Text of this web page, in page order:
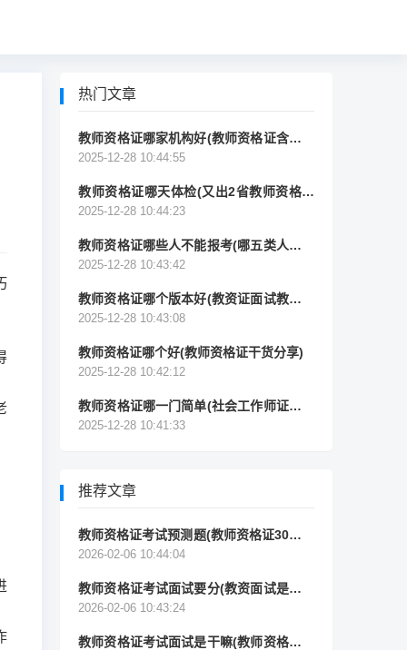
热门文章
教师资格证哪家机构好(教师资格证含金量
超高)
2025-12-28 10:44:55
教师资格证哪天体检(又出2省教师资格认
定体检)
2025-12-28 10:44:23
教师资格证哪些人不能报考(哪五类人不能
报考教资？)
2025-12-28 10:43:42
教师资格证哪个版本好(教资证面试教材版
本到底应该看哪个？)
2025-12-28 10:43:08
教师资格证哪个好(教师资格证干货分享)
2025-12-28 10:42:12
教师资格证哪一门简单(社会工作师证和小
学教师资格证哪个更难考？)
2025-12-28 10:41:33
推荐文章
教师资格证考试预测题(教师资格证30个简
答题预测)
2026-02-06 10:44:04
教师资格证考试面试要分(教资面试是怎样
评分的)
2026-02-06 10:43:24
教师资格证考试面试是干嘛(教师资格证面